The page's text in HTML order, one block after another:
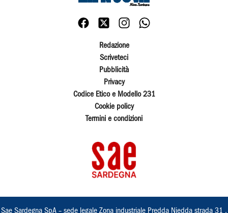
Redazione
Scriveteci
Pubblicità
Privacy
Codice Etico e Modello 231
Cookie policy
Termini e condizioni
Sae Sardegna SpA – sede legale Zona industriale Predda Niedda strada 31 ,